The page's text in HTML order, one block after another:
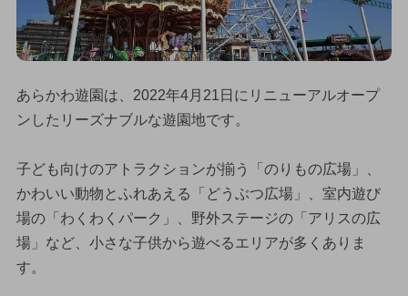
あらかわ遊園は、2022年4月21日にリニューアルオープ
ンしたリーズナブルな遊園地です。
子ども向けのアトラクションが揃う「のりもの広場」、
かわいい動物とふれあえる「どうぶつ広場」、室内遊び
場の「わくわくパーク」、野外ステージの「アリスの広
場」など、小さな子供から遊べるエリアが多くありま
す。